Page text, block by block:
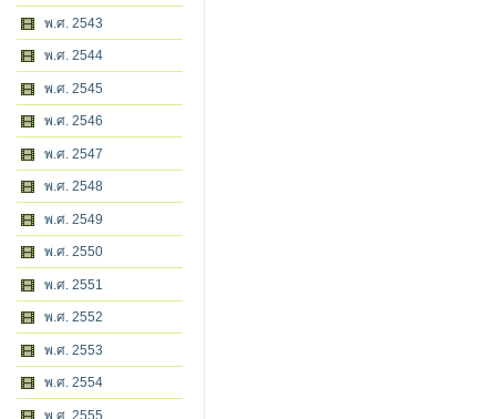
พ.ศ. 2543
พ.ศ. 2544
พ.ศ. 2545
พ.ศ. 2546
พ.ศ. 2547
พ.ศ. 2548
พ.ศ. 2549
พ.ศ. 2550
พ.ศ. 2551
พ.ศ. 2552
พ.ศ. 2553
พ.ศ. 2554
พ.ศ. 2555